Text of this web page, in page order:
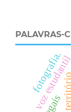
PALAVRAS-
território
voz estudantil
fotografia.